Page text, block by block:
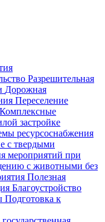
Разрешительная
Дорожная
Переселение
Комплексные
застройке
ресурсоснабжения
с твердыми
мероприятий при
с животными без
Полезная
Благоустройство
Подготовка к